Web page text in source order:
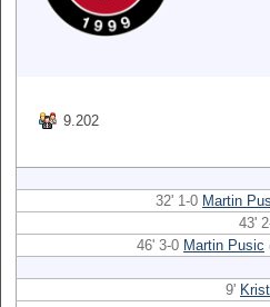
9.202
32' 1-0 Martin
43'
46' 3-0 Martin Pusic
9'